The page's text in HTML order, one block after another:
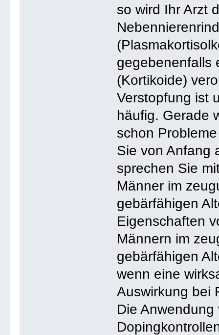
so wird Ihr Arzt
gegebenenfalls
(Kortikoide)
Verstopfung ist
häufig. Gerade
schon
Sie von Anfang
sprechen Sie
Männer im
gebärfähigen
Eigenschaften
Männern im
gebärfähigen
wenn eine
Auswirkung bei
Die